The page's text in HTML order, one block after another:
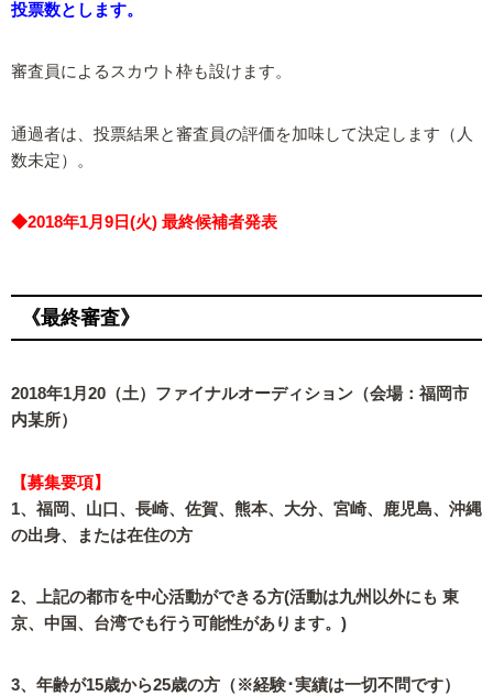
投票数とします。
審査員によるスカウト枠も設けます。
通過者は、投票結果と審査員の評価を加味して決定します（人
数未定）。
◆2018年1月9日(火) 最終候補者発表
《最終審査》
2018年1月20（土）ファイナルオーディション（会場：福岡市
内某所）
【募集要項】
1、福岡、山口、長崎、佐賀、熊本、大分、宮崎、鹿児島、沖縄
の出身、または在住の方
2、上記の都市を中心活動ができる方(活動は九州以外にも 東
京、中国、台湾でも行う可能性があります。)
3、年齢が15歳から25歳の方（※経験･実績は一切不問です）